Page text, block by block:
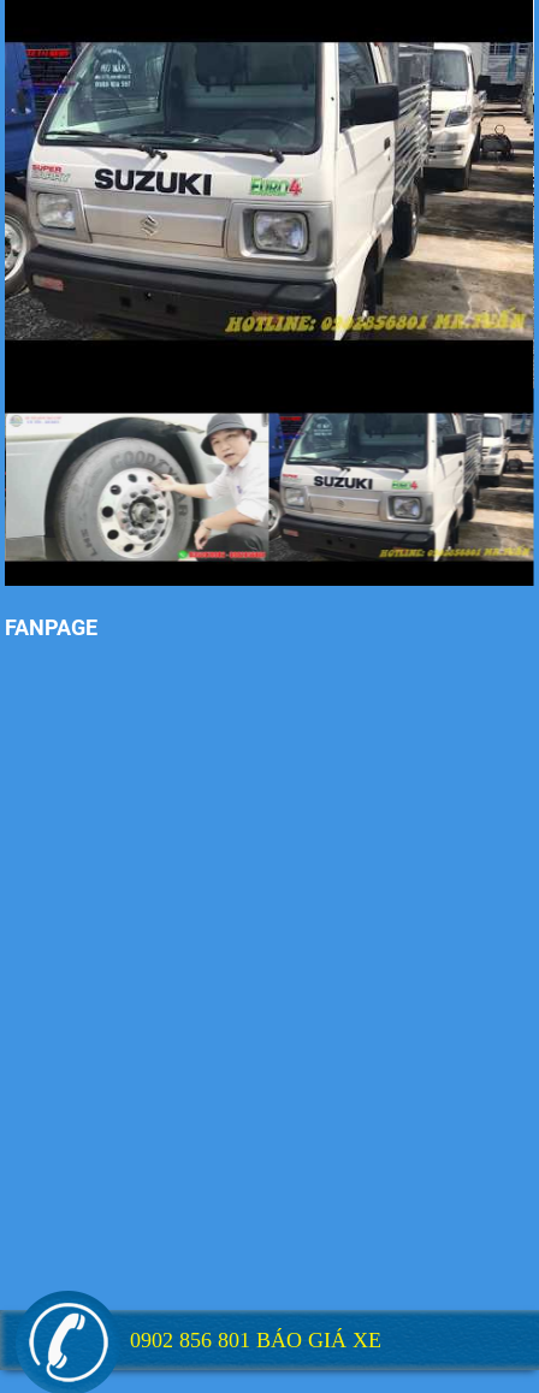
Xe tải Foton 990kg
Xe tải Foton 990kg
Xe tải Foton 990kg
FANPAGE
0902 856 801 BÁO GIÁ XE